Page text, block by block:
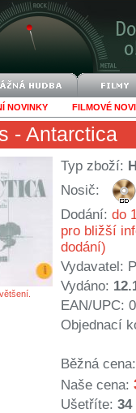
NOVINKY FILMOVÉ
- Antarctica
Typ zboží:
Nosič:
Dodání: do
pro bližší
dodání)
Vydavatel:
Vydáno:
EAN/UPC:
Objednací
Běžná cena:
Naše cena:
Ušetříte: 34